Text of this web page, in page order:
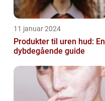
11 januar 2024
Produkter til uren hud: En
dybdegående guide